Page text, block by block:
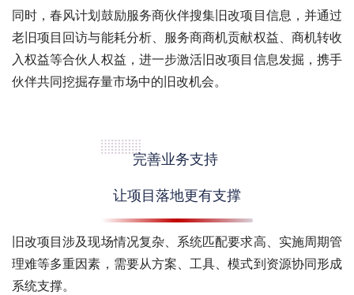
同时，春风计划鼓励服务商伙伴搜集旧改项目信息，并通过
老旧项目回访与能耗分析、服务商商机贡献权益、商机转收
入权益等合伙人权益，进一步激活旧改项目信息发掘，携手
伙伴共同挖掘存量市场中的旧改机会。
完善业务支持
让项目落地更有支撑
旧改项目涉及现场情况复杂、系统匹配要求高、实施周期管
理难等多重因素，需要从方案、工具、模式到资源协同形成
系统支撑。